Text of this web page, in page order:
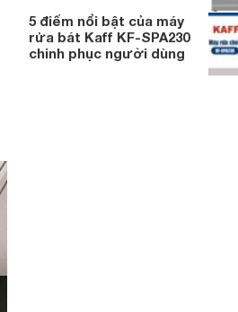
5 điểm nổi bật của máy
rửa bát Kaff KF-SPA230
chinh phục người dùng